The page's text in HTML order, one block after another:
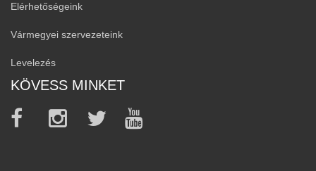
Elérhetőségeink
Vármegyei szervezeteink
Levelezés
KÖVESS MINKET